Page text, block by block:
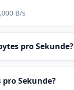
B/s
pro Sekunde?
pro Sekunde?